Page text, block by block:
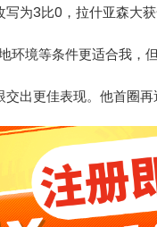
为3比0，拉什亚森大获
环境等条件更适合我，
出更佳表现。他首圈再